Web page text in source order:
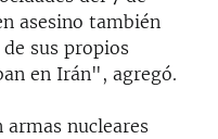
asesino también
sus propios
en Irán", agregó.
nucleares